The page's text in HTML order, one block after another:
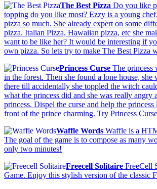
The Best Pizza Do you like
topping do you like most? Ezzy is a young
pizza so much. She already expert on some
pizza. Italian Pizza, Hawaiian pizza, etc she
want to be like her? It would be interesting if
own pizza. So lets try to make The Best Pizza
Princess Curse The princess
in the forest. Then she found a lone house, she
there till accidentally she toppled the witch
what the princess did and she was really angry
princess. Dispel the curse and help the
front of the prince charming. Try Princess
Waffle Words Waffle is a
The goal of the game is to compose as many
only two minutes!
Freecell Solitaire FreeCell
Game. Enjoy this stylish version of the classic